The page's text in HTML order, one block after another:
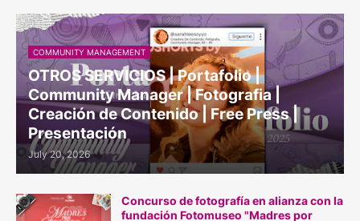
COMMUNITY MANAGEMENT
OTROS SERVICIOS | Portafolio |
Community Manager | Fotografia |
Creación de Contenido | Free Press |
Presentación
July 20, 2026
Concurso de fotografía en alianza con la
fundación Fotomuseo "Madres por